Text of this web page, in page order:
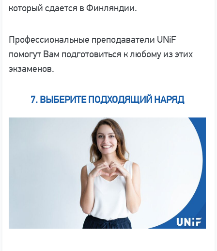
который сдается в Финляндии.
Профессиональные преподаватели UNiF
помогут Вам подготовиться к любому из этих
экзаменов.
7. ВЫБЕРИТЕ ПОДХОДЯЩИЙ НАРЯД